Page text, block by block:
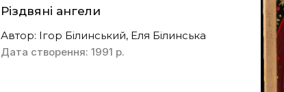
Різдвяні ангели
Автор: Ігор Білинський, Еля Білинська
Дата створення: 1991 р.